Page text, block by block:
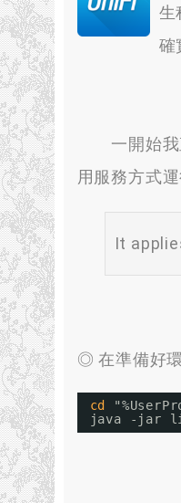
生
確
一開始我直
用服務方式
It
◎ 在準備好
cd
java -jar